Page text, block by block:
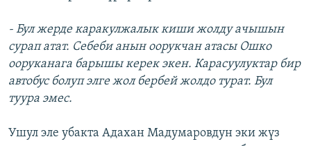
- Бул жерде каракулжалык киши жолду ачышын
сурап атат. Себеби анын оорукчан атасы Ошко
ооруканага барышы керек экен. Карасуулуктар бир
автобус болуп элге жол бербей жолдо турат. Бул
туура эмес.
Ушул эле убакта Адахан Мадумаровдун эки жүз